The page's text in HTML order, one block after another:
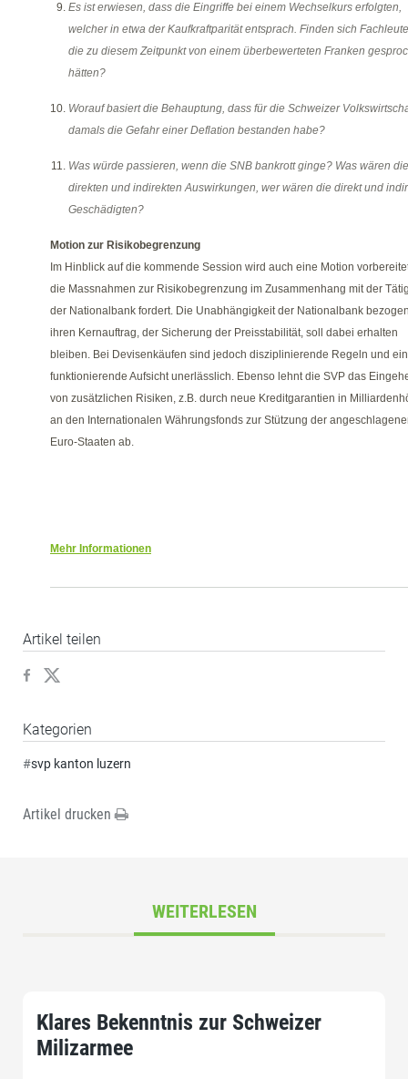
Es ist erwiesen, dass die Eingriffe bei einem Wechselkurs erfolgten,
welcher in etwa der Kaufkraftparität entsprach. Finden sich
die zu diesem Zeitpunkt von einem überbewerteten Franken
hätten?
Worauf basiert die Behauptung, dass für die Schweizer
damals die Gefahr einer Deflation bestanden habe?
Was würde passieren, wenn die SNB bankrott ginge? Was wären die
direkten und indirekten Auswirkungen, wer wären die direkt und
Geschädigten?
Motion zur Risikobegrenzung
Im Hinblick auf die kommende Session wird auch eine Motion
die Massnahmen zur Risikobegrenzung im Zusammenhang mit der
der Nationalbank fordert. Die Unabhängigkeit der Nationalbank
ihren Kernauftrag, der Sicherung der Preisstabilität, soll dabei erhalten
bleiben. Bei Devisenkäufen sind jedoch disziplinierende Regeln und
funktionierende Aufsicht unerlässlich. Ebenso lehnt die SVP das
von zusätzlichen Risiken, z.B. durch neue Kreditgarantien in
an den Internationalen Währungsfonds zur Stützung der
Euro-Staaten ab.
Mehr Informationen
Artikel teilen
Kategorien
#svp kanton luzern
Artikel drucken
WEITERLESEN
Klares Bekenntnis zur Schweizer
Milizarmee